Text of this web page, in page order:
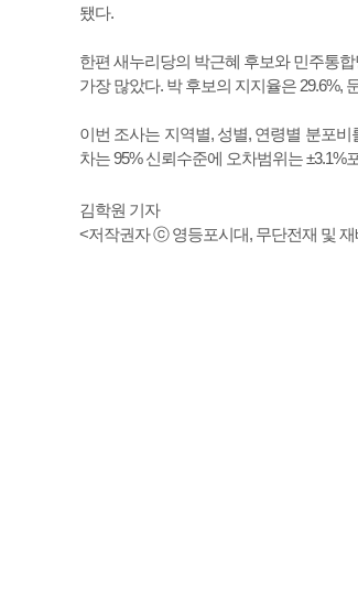
됐다.
한편 새누리당의 박근혜 후보와 민주통
가장 많았다. 박 후보의 지지율은 29.6%,
이번 조사는 지역별, 성별, 연령별 분포
차는 95% 신뢰수준에 오차범위는 ±3.1%
김학원 기자
<저작권자 ⓒ 영등포시대, 무단전재 및